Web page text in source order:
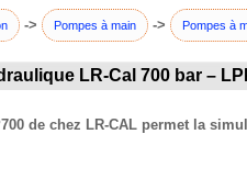
-> Pompes à main -> Pompes à
LR-Cal 700 bar –
de chez LR-CAL permet la